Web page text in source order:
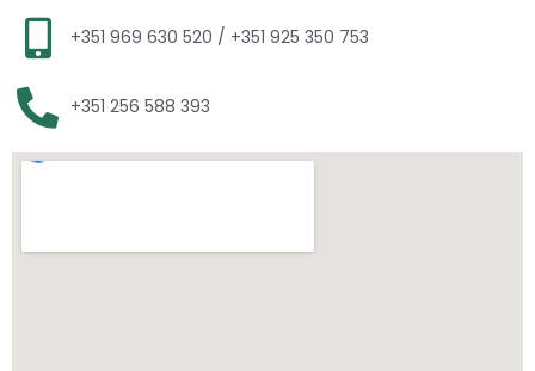
+351 969 630 520 / +351 925 350 753
+351 256 588 393